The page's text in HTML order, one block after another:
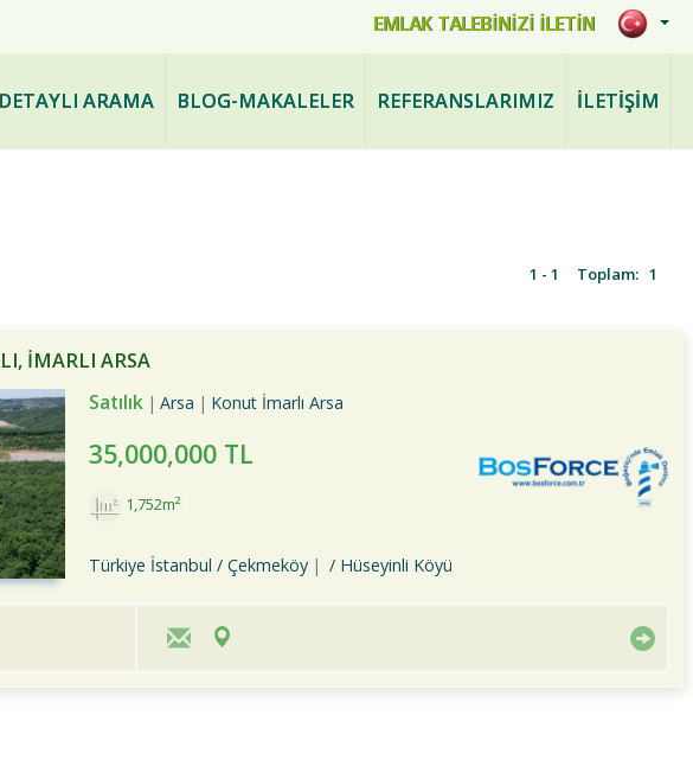
EMLAK TALEBİNİZİ İLETİN
DETAYLI ARAMA BLOG-MAKALELER REFERANSLARIMIZ İLETİŞİM
1 - 1 Toplam: 1
İMARLI ARSA
Satılık
Arsa Konut İmarlı Arsa
35,000,000 TL
1,752m²
Türkiye İstanbul / Çekmeköy / Hüseyinli Köyü